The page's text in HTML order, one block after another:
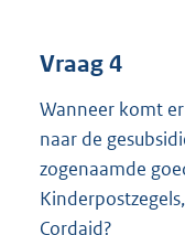
Vraag 4
Wanneer komt
naar de
zogenaamde
Cordaid?